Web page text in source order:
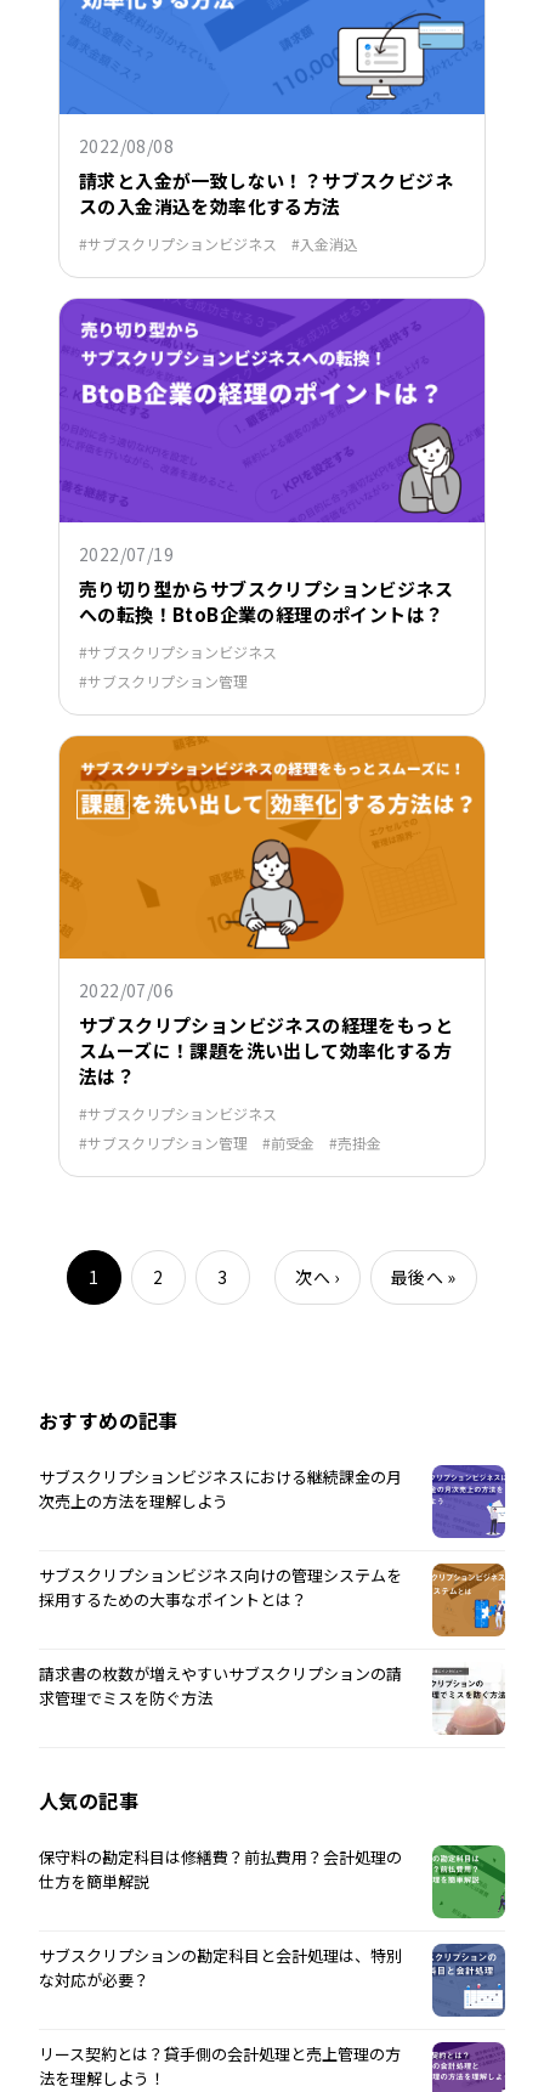
2022/08/08
請求と入金が一致しない！？サブスクビジネ
スの入金消込を効率化する方法
サブスクリプションビジネス 入金消込
2022/07/19
売り切り型からサブスクリプションビジネス
への転換！BtoB企業の経理のポイントは？
サブスクリプションビジネス
サブスクリプション管理
2022/07/06
サブスクリプションビジネスの経理をもっと
スムーズに！課題を洗い出して効率化する方
法は？
サブスクリプションビジネス
サブスクリプション管理
前受金 売掛金
1 2 3 次へ› 最後へ »
おすすめの記事
サブスクリプションビジネスにおける継続課金の月
次売上の方法を理解しよう
サブスクリプションビジネス向けの管理システムを
採用するための大事なポイントとは？
請求書の枚数が増えやすいサブスクリプションの請
求管理でミスを防ぐ方法
人気の記事
保守料の勘定科目は修繕費？前払費用？会計処理の
仕方を簡単解説
サブスクリプションの勘定科目と会計処理は、特別
な対応が必要？
リース契約とは？貸手側の会計処理と売上管理の方
法を理解しよう！